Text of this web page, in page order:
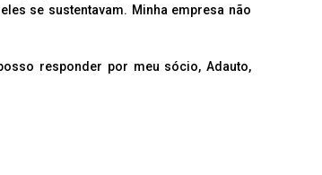
se sustentavam. Minha empresa não
responder por meu sócio, Adauto,